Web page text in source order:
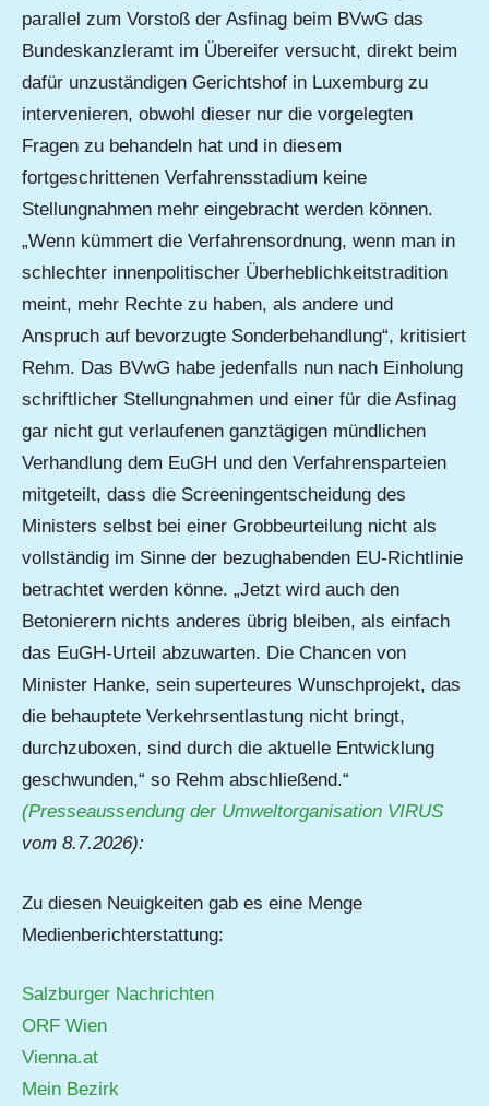
parallel zum Vorstoß der Asfinag beim BVwG das
Bundeskanzleramt im Übereifer versucht, direkt beim
dafür unzuständigen Gerichtshof in Luxemburg zu
intervenieren, obwohl dieser nur die vorgelegten
Fragen zu behandeln hat und in diesem
fortgeschrittenen Verfahrensstadium keine
Stellungnahmen mehr eingebracht werden können.
„Wenn kümmert die Verfahrensordnung, wenn man in
schlechter innenpolitischer Überheblichkeitstradition
meint, mehr Rechte zu haben, als andere und
Anspruch auf bevorzugte Sonderbehandlung“, kritisiert
Rehm. Das BVwG habe jedenfalls nun nach Einholung
schriftlicher Stellungnahmen und einer für die Asfinag
gar nicht gut verlaufenen ganztägigen mündlichen
Verhandlung dem EuGH und den Verfahrensparteien
mitgeteilt, dass die Screeningentscheidung des
Ministers selbst bei einer Grobbeurteilung nicht als
vollständig im Sinne der bezughabenden EU-Richtlinie
betrachtet werden könne. „Jetzt wird auch den
Betonierern nichts anderes übrig bleiben, als einfach
das EuGH-Urteil abzuwarten. Die Chancen von
Minister Hanke, sein superteures Wunschprojekt, das
die behauptete Verkehrsentlastung nicht bringt,
durchzuboxen, sind durch die aktuelle Entwicklung
geschwunden,“ so Rehm abschließend.“
(Presseaussendung der Umweltorganisation VIRUS
vom 8.7.2026):
Zu diesen Neuigkeiten gab es eine Menge
Medienberichterstattung:
Salzburger Nachrichten
ORF Wien
Vienna.at
Mein Bezirk